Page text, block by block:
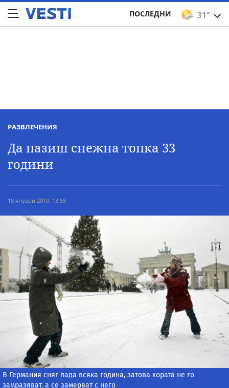
31°
ПОСЛЕДНИ
РАЗВЛЕЧЕНИЯ
Да пазиш снежна топка 33
години
18 януари 2010, 13:58
В Германия сняг пада всяка година, затова хората не го
замразяват, а се замeрват с него